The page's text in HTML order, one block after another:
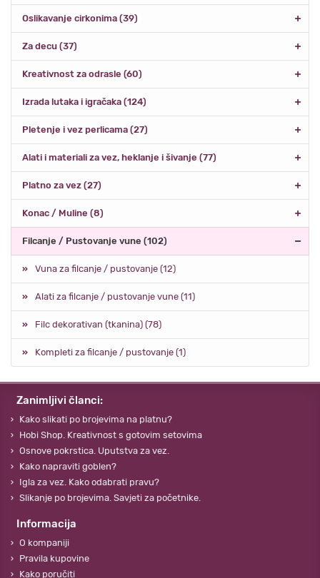
Oslikavanje cirkonima (39)
Za decu (37)
Kreativnost za odrasle (60)
Izrada lutaka i igračaka (124)
Pletenje i vez perlicama (27)
Alati i materiali za vez, heklanje i šivanje (77)
Platno za vez (27)
Konac / Muline (8)
Filcanje / Pustovanje vune (102)
Vuna za filcanje / pustovanje (12)
Alati za filcanje / pustovanje vune (11)
Filc dekorativan (tkanina) (78)
Kompleti za filcanje / pustovanje (1)
Zanimljivi članci:
Kako slikati po brojevima na platnu?
Hobi Shop. Kreativnost s gotovim setovima
Osnove pokrstica. Uputstva za vez.
Kako napraviti goblen?
Igla za vez. Kako odabrati pravu?
Slikanje po brojevima. Savjeti za početnike.
Informacija
O kompaniji
Pravila kupovine
Kako poručiti